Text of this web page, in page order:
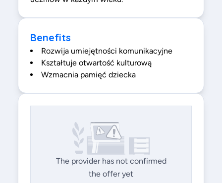
Benefits
Rozwija umiejętności komunikacyjne
Kształtuje otwartość kulturową
Wzmacnia pamięć dziecka
The provider has not confirmed
the offer yet